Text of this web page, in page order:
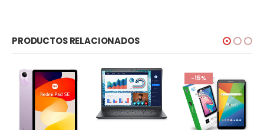
PRODUCTOS RELACIONADOS
-15%